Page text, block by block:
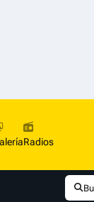
Radios